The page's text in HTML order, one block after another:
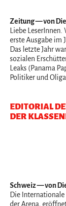
Zeitung— von Die
Liebe
erste Ausgabe im
Das letzte Jahr
sozialen
Leaks (Panama
Politiker und
EDITORIAL
DER
Schweiz— von
Die Internationale
der Arena,